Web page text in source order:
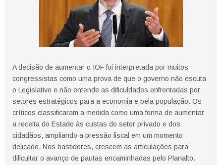
A decisão de aumentar o IOF foi interpretada por muitos
congressistas como uma prova de que o governo não escuta
o Legislativo e não entende as dificuldades enfrentadas por
setores estratégicos para a economia e pela população. Os
críticos classificaram a medida como uma forma de aumentar
a receita do Estado às custas do setor privado e dos
cidadãos, ampliando a pressão fiscal em um momento
delicado. Nos bastidores, crescem as articulações para
dificultar o avanço de pautas encaminhadas pelo Planalto.